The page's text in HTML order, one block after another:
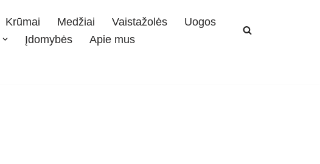
Krūmai Medžiai Vaistažolės
Uogos
Įdomybės Apie mus